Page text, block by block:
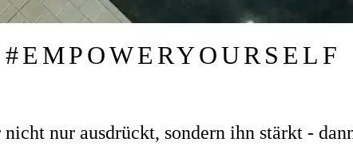
#EMPOWERYOURSELF
nur ausdrückt, sondern ihn stärkt -